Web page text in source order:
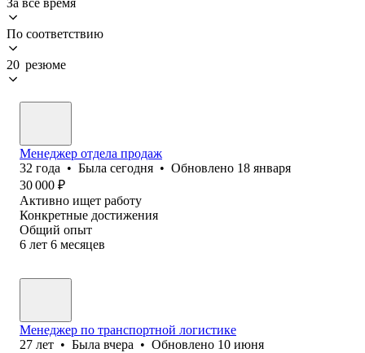
По соответствию
20 резюме
Менеджер отдела продаж
32 года • Была сегодня • Обновлено 18 января
30 000 ₽
Активно ищет работу
Конкретные достижения
Общий опыт
6 лет 6 месяцев
Менеджер по транспортной логистике
27 лет • Была вчера • Обновлено 10 июня